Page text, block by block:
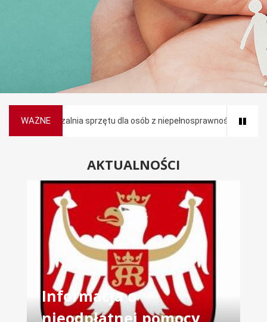
WAŻNE
Wypożyczalnia sprzętu dla osób z niepełnosprawnością
AKTUALNOŚCI
Informacja o